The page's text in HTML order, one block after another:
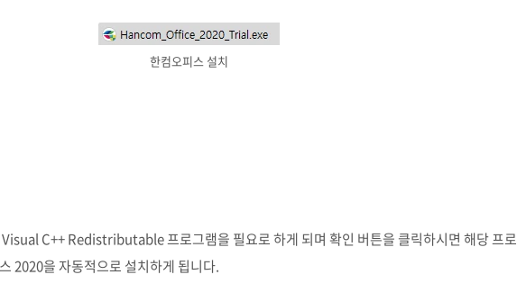
한컴오피스 설치
C++ Redistributable 프로그램을 필요로 하게 되며 확인 버튼을 클릭하시면 해당 프로
2020을 자동적으로 설치하게 됩니다.